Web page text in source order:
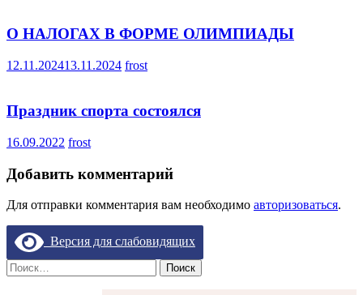
О НАЛОГАХ В ФОРМЕ ОЛИМПИАДЫ
12.11.202413.11.2024 frost
Праздник спорта состоялся
16.09.2022 frost
Добавить комментарий
Для отправки комментария вам необходимо авторизоваться.
Версия для слабовидящих
Найти: